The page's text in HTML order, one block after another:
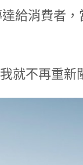
給消費者，
就不再重新